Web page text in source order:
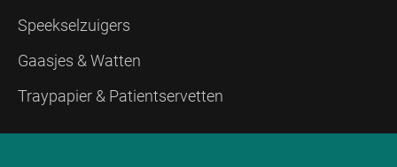
Speekselzuigers
Gaasjes & Watten
Traypapier & Patientservetten